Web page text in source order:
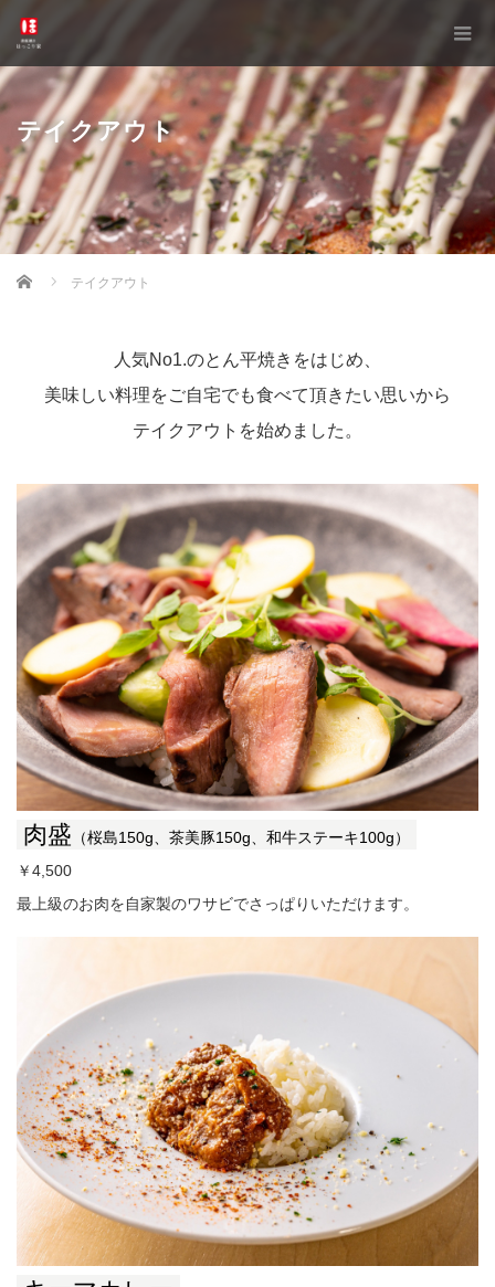
テイクアウト
Home テイクアウト
人気No1.のとん平焼きをはじめ、
美味しい料理をご自宅でも食べて頂きたい思いから
テイクアウトを始めました。
肉盛 （桜島150g、茶美豚150g、和牛ステーキ100g）
￥4,500
最上級のお肉を自家製のワサビでさっぱりいただけます。